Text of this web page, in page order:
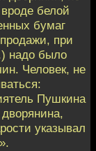
белой
бумаг
при
надо было
Человек, не
Пушкина
указывал